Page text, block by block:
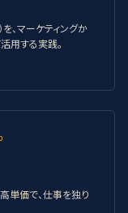
、マーケティングか
用する実践。
単価で、仕事を独り